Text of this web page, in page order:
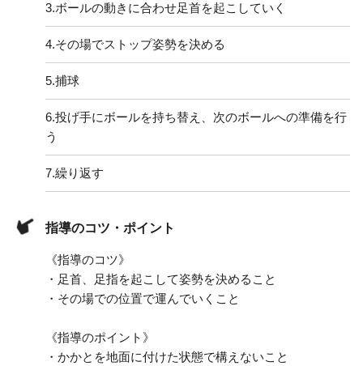
3.ボールの動きに合わせ足首を起こしていく
4.その場でストップ姿勢を決める
5.捕球
6.投げ手にボールを持ち替え、次のボールへの準備を行
う
7.繰り返す
指導のコツ・ポイント
《指導のコツ》
・足首、足指を起こして姿勢を決めること
・その場での位置で運んでいくこと
《指導のポイント》
・かかとを地面に付けた状態で構えないこと